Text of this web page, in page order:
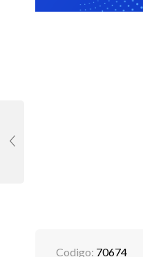
Codigo: 70674